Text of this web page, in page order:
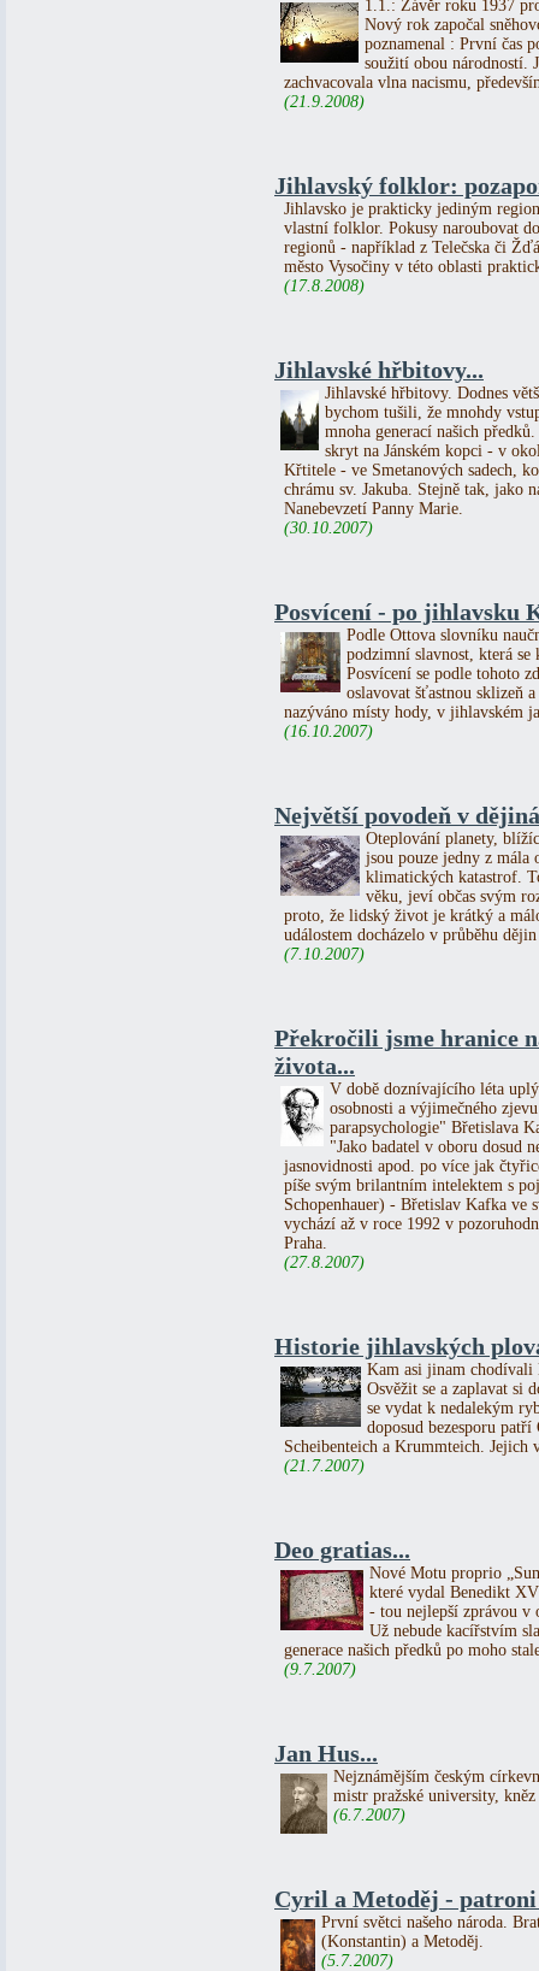
1.1.: Závěr roku 1937
Nový rok započal
poznamenal : První čas
soužití obou národností.
zachvacovala vlna nacismu,
(21.9.2008)
Jihlavský folklor:
Jihlavsko je prakticky jediným
vlastní folklor. Pokusy naroubovat
regionů - například z Telečska či
město Vysočiny v této oblasti
(17.8.2008)
Jihlavské hřbitovy...
Jihlavské hřbitovy. Dodnes
bychom tušili, že mnohdy
mnoha generací našich
skryt na Jánském kopci - v
Křtitele - ve Smetanových sadech,
chrámu sv. Jakuba. Stejně tak, jako
Nanebevzetí Panny Marie.
(30.10.2007)
Posvícení - po jihlavsku
Podle Ottova slovníku
podzimní slavnost, která se
Posvícení se podle tohoto
oslavovat šťastnou sklizeň
nazýváno místy hody, v jihlavském
(16.10.2007)
Největší povodeň v
Oteplování planety,
jsou pouze jedny z mála
klimatických katastrof.
věku, jeví občas svým
proto, že lidský život je krátký a
událostem docházelo v průběhu
(7.10.2007)
Překročili jsme hranice
života...
V době doznívajícího léta
osobnosti a výjimečného
parapsychologie" Břetislava
"Jako badatel v oboru dosud
jasnovidnosti apod. po více jak
píše svým brilantním intelektem s
Schopenhauer) - Břetislav Kafka
vychází až v roce 1992 v
Praha.
(27.8.2007)
Historie jihlavských
Kam asi jinam chodívali
Osvěžit se a zaplavat si
se vydat k nedalekým
doposud bezesporu
Scheibenteich a Krummteich.
(21.7.2007)
Deo gratias...
Nové Motu proprio
které vydal Benedikt
- tou nejlepší zprávou v
Už nebude kacířstvím
generace našich předků po moho
(9.7.2007)
Jan Hus...
Nejznámějším českým
mistr pražské university, kněz
(6.7.2007)
Cyril a Metoděj -
První světci našeho národa.
(Konstantin) a Metoděj.
(5.7.2007)